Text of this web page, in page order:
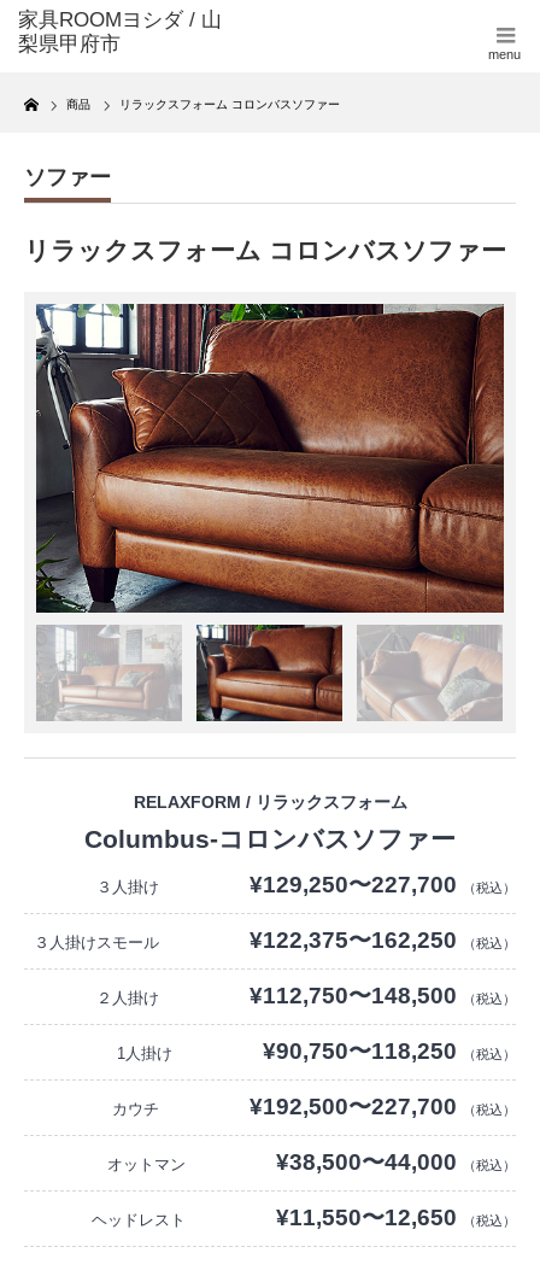
menu
Home
商品 リラックスフォーム コロンバスソファー
ソファー
リラックスフォーム コロンバスソファー
RELAXFORM / リラックスフォーム
Columbus-コロンバスソファー
３人掛け ¥129,250〜227,700 （税込）
３人掛けスモール ¥122,375〜162,250 （税込）
２人掛け ¥112,750〜148,500 （税込）
1人掛け ¥90,750〜118,250 （税込）
カウチ ¥192,500〜227,700 （税込）
オットマン ¥38,500〜44,000 （税込）
ヘッドレスト ¥11,550〜12,650 （税込）